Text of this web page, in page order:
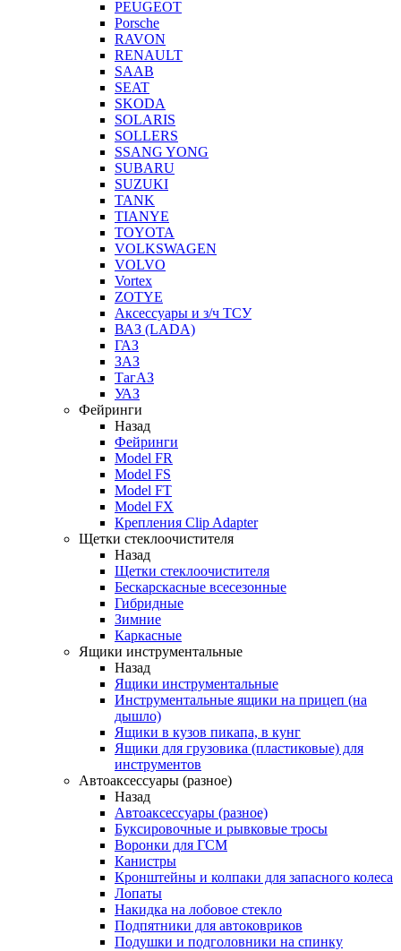
PEUGEOT
Porsche
RAVON
RENAULT
SAAB
SEAT
SKODA
SOLARIS
SOLLERS
SSANG YONG
SUBARU
SUZUKI
TANK
TIANYE
TOYOTA
VOLKSWAGEN
VOLVO
Vortex
ZOTYE
Аксессуары и з/ч ТСУ
ВАЗ (LADA)
ГАЗ
ЗАЗ
ТагАЗ
УАЗ
Фейринги
Назад
Фейринги
Model FR
Model FS
Model FT
Model FX
Крепления Clip Adapter
Щетки стеклоочистителя
Назад
Щетки стеклоочистителя
Бескарскасные всесезонные
Гибридные
Зимние
Каркасные
Ящики инструментальные
Назад
Ящики инструментальные
Инструментальные ящики на прицеп (на
дышло)
Ящики в кузов пикапа, в кунг
Ящики для грузовика (пластиковые) для
инструментов
Автоаксессуары (разное)
Назад
Автоаксессуары (разное)
Буксировочные и рывковые тросы
Воронки для ГСМ
Канистры
Кронштейны и колпаки для запасного колеса
Лопаты
Накидка на лобовое стекло
Подпятники для автоковриков
Подушки и подголовники на спинку